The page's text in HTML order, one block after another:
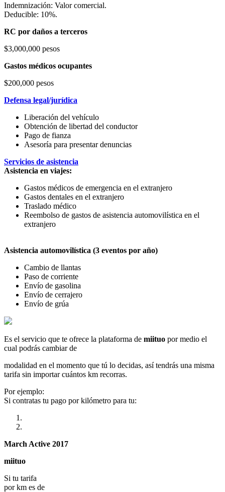
Indemnización: Valor comercial.
Deducible: 10%.
RC por daños a terceros
$3,000,000 pesos
Gastos médicos ocupantes
$200,000 pesos
Defensa legal/jurídica
Liberación del vehículo
Obtención de libertad del conductor
Pago de fianza
Asesoría para presentar denuncias
Servicios de asistencia
Asistencia en viajes:
Gastos médicos de emergencia en el extranjero
Gastos dentales en el extranjero
Traslado médico
Reembolso de gastos de asistencia automovilística en el
extranjero
Asistencia automovilística (3 eventos por año)
Cambio de llantas
Paso de corriente
Envío de gasolina
Envío de cerrajero
Envío de grúa
Es el servicio que te ofrece la plataforma de miituo por medio el
cual podrás cambiar de
modalidad en el momento que tú lo decidas, así tendrás una misma
tarifa sin importar cuántos km recorras.
Por ejemplo:
Si contratas tu pago por kilómetro para tu:
March Active 2017
miituo
Si tu tarifa
por km es de